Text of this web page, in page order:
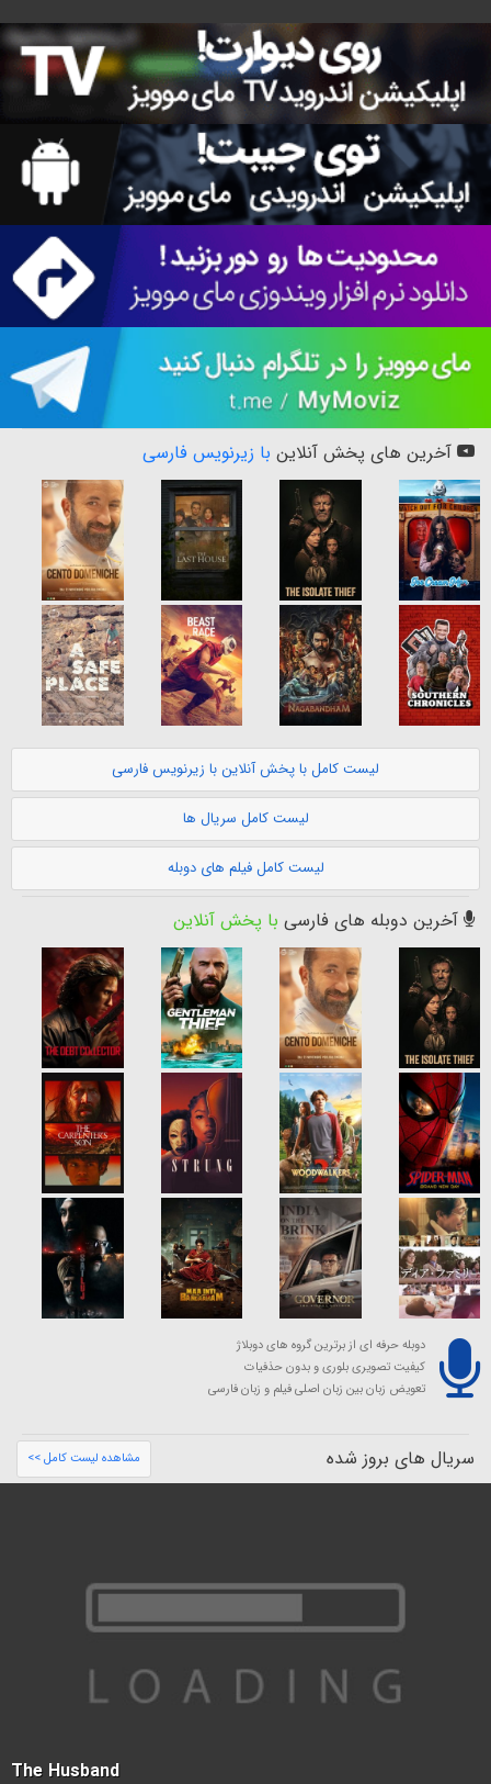
آخرین های پخش آنلاین با زیرنویس فارسی
لیست کامل با پخش آنلاین با زیرنویس فارسی
لیست کامل سریال ها
لیست کامل فیلم های دوبله
آخرین دوبله های فارسی با پخش آنلاین
دوبله حرفه ای از برترین گروه های دوبلاژ
کیفیت تصویری بلوری و بدون حذفیات
تعویض زبان بین زبان اصلی فیلم و زبان فارسی
سریال های بروز شده مشاهده لیست کامل >>
The Husband